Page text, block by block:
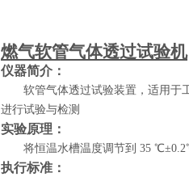
燃气软管气体透过试验机
仪器简介：
软管气体透过试验装置，适用于
进行试验与检测
实验原理：
将恒温水槽温度调节到 35 ℃±0.2
执行标准：